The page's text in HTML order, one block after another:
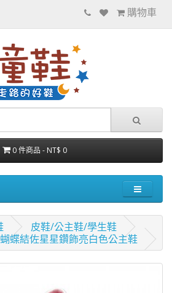
購物車
0 件商品 - NT$ 0
皮鞋/公主鞋/學生鞋
蝶結佐星星鑽飾亮白色公主鞋